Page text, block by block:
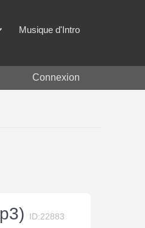
Musique d'Intro
Connexion
ID:22883